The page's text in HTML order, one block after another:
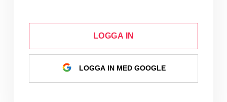
LOGGA IN
LOGGA IN MED GOOGLE